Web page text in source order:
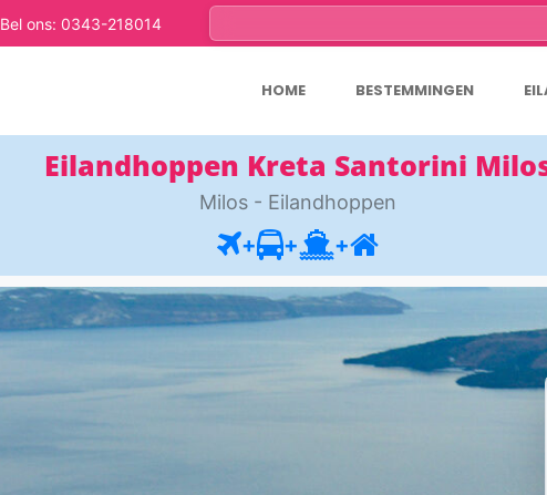
Bel ons: 0343-218014
HOME BESTEMMINGEN
Eilandhoppen Kreta Santorini
Milos - Eilandhoppen
+ + +